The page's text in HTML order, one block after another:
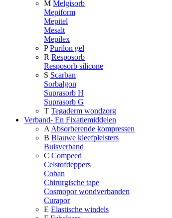
M Melgisorb
Mepiform
Mepitel
Mesalt
Mepilex
P Purilon gel
R Resposorb
Resposorb silicone
S Scarban
Sorbalgon
Suprasorb H
Suprasorb G
T Tegaderm wondzorg
Verband- En Fixatiemiddelen
A Absorberende kompressen
B Blauwe kleefpleisters
Buisverband
C Compeed
Celstofdeppers
Coban
Chirurgische tape
Cosmopor wondverbanden
Curapor
E Elastische windels